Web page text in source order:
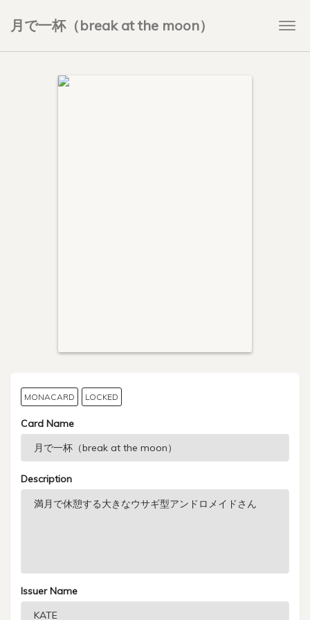
月で一杯（break at the moon）
MONACARD LOCKED
Card Name
Description
Issuer Name